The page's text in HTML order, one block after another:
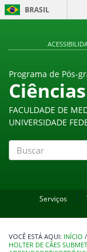
BRASIL
Programa de Pós-
FACULDADE DE
UNIVERSIDADE
Serviços
INÍCIO /
HOLTER DE CÃES